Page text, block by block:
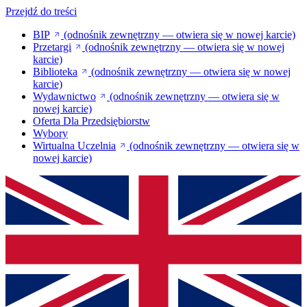
Przejdź do treści
BIP
(odnośnik zewnętrzny — otwiera się w nowej karcie)
Przetargi
(odnośnik zewnętrzny — otwiera się w nowej
karcie)
Biblioteka
(odnośnik zewnętrzny — otwiera się w nowej
karcie)
Wydawnictwo
(odnośnik zewnętrzny — otwiera się w
nowej karcie)
Oferta Dla Przedsiębiorstw
Wybory
Wirtualna Uczelnia
(odnośnik zewnętrzny — otwiera się w
nowej karcie)